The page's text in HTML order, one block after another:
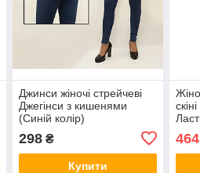
Джинси жіночі стрейчеві
Джегінси з кишенями
(Синій колір)
298₴
Купити
464